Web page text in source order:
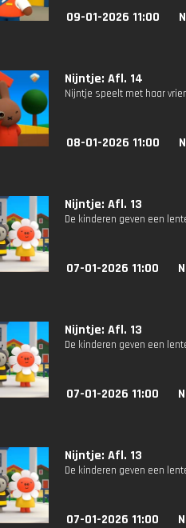
09-01-2026 11:00
Nijntje: Afl. 14
Nijntje speelt met haar
08-01-2026 11:00
Nijntje: Afl. 13
De kinderen geven een
07-01-2026 11:00
Nijntje: Afl. 13
De kinderen geven een
07-01-2026 11:00
Nijntje: Afl. 13
De kinderen geven een
07-01-2026 11:00